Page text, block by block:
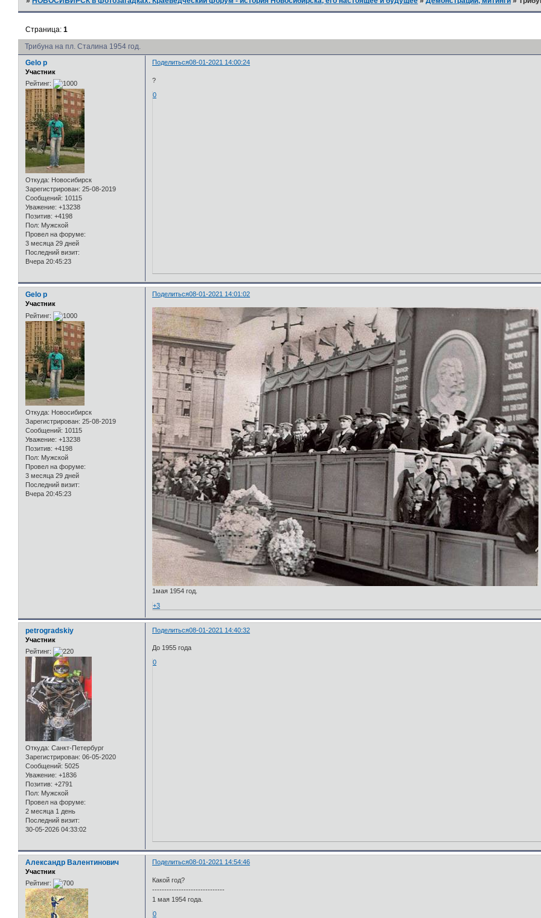
Трибуна на пл. Сталина 1954 год.
Страница:1
Поделиться08-01-2021 14:00:24
Gelo p
Участник
Рейтинг:
Откуда: Новосибирск
Зарегистрирован: 25-08-2019
Сообщений: 10115
Уважение: +13238
Позитив: +4198
Пол: Мужской
Провел на форуме:
3 месяца 29 дней
Последний визит:
Вчера 20:45:23
?
0
Поделиться08-01-2021 14:01:02
Gelo p
Участник
Рейтинг:
Откуда: Новосибирск
Зарегистрирован: 25-08-2019
Сообщений: 10115
Уважение: +13238
Позитив: +4198
Пол: Мужской
Провел на форуме:
3 месяца 29 дней
Последний визит:
Вчера 20:45:23
1мая 1954 год.
+3
Поделиться08-01-2021 14:40:32
petrogradskiy
Участник
Рейтинг:
Откуда: Санкт-Петербург
Зарегистрирован: 06-05-2020
Сообщений: 5025
Уважение: +1836
Позитив: +2791
Пол: Мужской
Провел на форуме:
2 месяца 1 день
Последний визит:
30-05-2026 04:33:02
До 1955 года
0
Поделиться08-01-2021 14:54:46
Александр Валентинович
Участник
Рейтинг:
Какой год?
------------------------------
1 мая 1954 года.
0